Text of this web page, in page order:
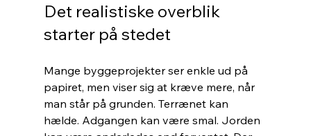
Det realistiske overblik
starter på stedet
Mange byggeprojekter ser enkle ud på
papiret, men viser sig at kræve mere, når
man står på grunden. Terrænet kan
hælde. Adgangen kan være smal. Jorden